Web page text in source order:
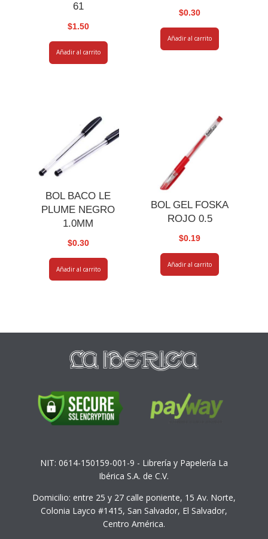
61
$1.50
Añadir al carrito
$0.30
Añadir al carrito
BOL BACO LE
PLUME NEGRO
1.0MM
$0.30
Añadir al carrito
BOL GEL FOSKA
ROJO 0.5
$0.19
Añadir al carrito
NIT: 0614-150159-001-9 - Librería y Papelería La
Ibérica S.A. de C.V.
Domicilio: entre 25 y 27 calle poniente, 15 Av. Norte,
Colonia Layco #1415, San Salvador, El Salvador,
Centro América.